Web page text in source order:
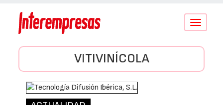
Conmutar
VITIVINÍCOLA